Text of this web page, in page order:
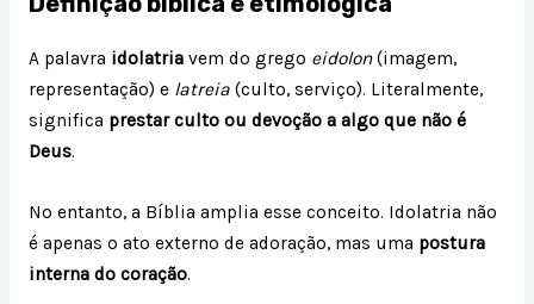
A palavra idolatriavem do grego eidolon(imagem,
representação) e latreia(culto, serviço). Literalmente,
significa prestar culto ou devoção a algo que não é
Deus.
No entanto, a Bíblia amplia esse conceito. Idolatria não
é apenas o ato externo de adoração, mas uma postura
interna do coração.